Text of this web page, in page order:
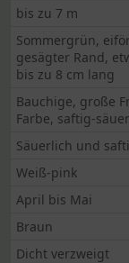
bis zu 7 m
Sommergrün,
gesägter Rand,
bis zu 8 cm lang
Bauchige, große
Farbe, saftig-
Säuerlich und
Weiß-pink
April bis Mai
Braun
Dicht verzweigt